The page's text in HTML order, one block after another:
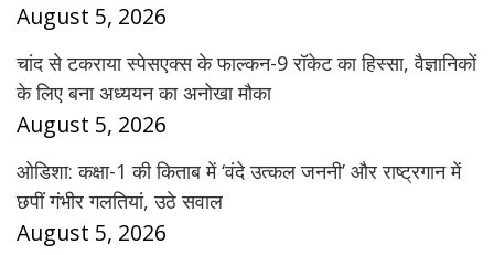
August 5, 2026
चांद से टकराया स्पेसएक्स के फाल्कन-9 रॉकेट का हिस्सा, वैज्ञानिकों
के लिए बना अध्ययन का अनोखा मौका
August 5, 2026
ओडिशा: कक्षा-1 की किताब में ‘वंदे उत्कल जननी’ और राष्ट्रगान में
छपीं गंभीर गलतियां, उठे सवाल
August 5, 2026